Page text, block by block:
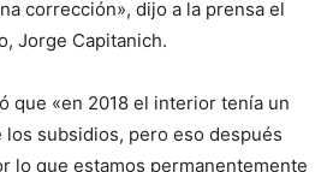
corrección», dijo a la prensa el
Jorge Capitanich.
que «en 2018 el interior tenía un
subsidios, pero eso después
lo que estamos permanentemente